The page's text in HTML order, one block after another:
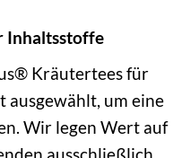
Inhaltsstoffe
Kräutertees für
ausgewählt, um eine
Wir legen Wert auf
ausschließlich